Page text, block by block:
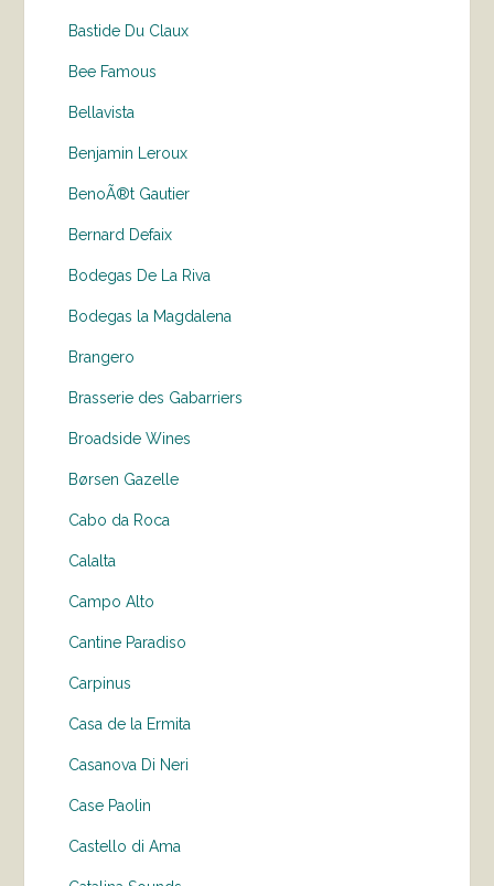
Bastide Du Claux
Bee Famous
Bellavista
Benjamin Leroux
BenoÃ®t Gautier
Bernard Defaix
Bodegas De La Riva
Bodegas la Magdalena
Brangero
Brasserie des Gabarriers
Broadside Wines
Børsen Gazelle
Cabo da Roca
Calalta
Campo Alto
Cantine Paradiso
Carpinus
Casa de la Ermita
Casanova Di Neri
Case Paolin
Castello di Ama